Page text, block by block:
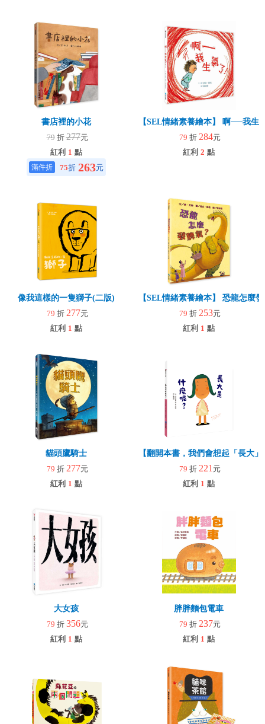
書店裡的小花
79 折277元
紅利 1 點
75折 263元
【SEL情緒素養繪本】 啊──我生
79 折 284元
紅利 2 點
像我這樣的一隻獅子(二版)
79 折 277元
紅利 1 點
【SEL情緒素養繪本】 恐龍怎麼
79 折 253元
紅利 1 點
貓頭鷹騎士
79 折 277元
紅利 1 點
【翻開本書，我們會想起「長大
79 折 221 元
紅利 1 點
大女孩
79 折 356元
紅利 1 點
胖胖麵包電車
79 折 237元
紅利 1 點